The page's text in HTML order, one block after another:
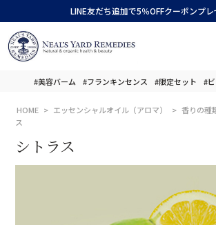
LINE友だち追加で5％OFFクーポンプ
#美容バーム #フランキンセンス #限定セット #
HOME エッセンシャルオイル（アロマ） 香りの種
ス
シトラス